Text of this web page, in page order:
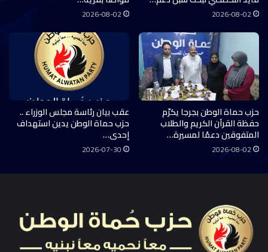
2026-08-02
2026-08-02
حزب حماة الوطن بجرجا يكرّم
حفظة القرآن الكريم والطلاب
المتفوقين دعمًا لمسيرة…
2026-08-02
عقب بيان رئاسة مجلس الوزراء ..
حزب حماة الوطن يدين استهداف
إحدى…
2026-07-30